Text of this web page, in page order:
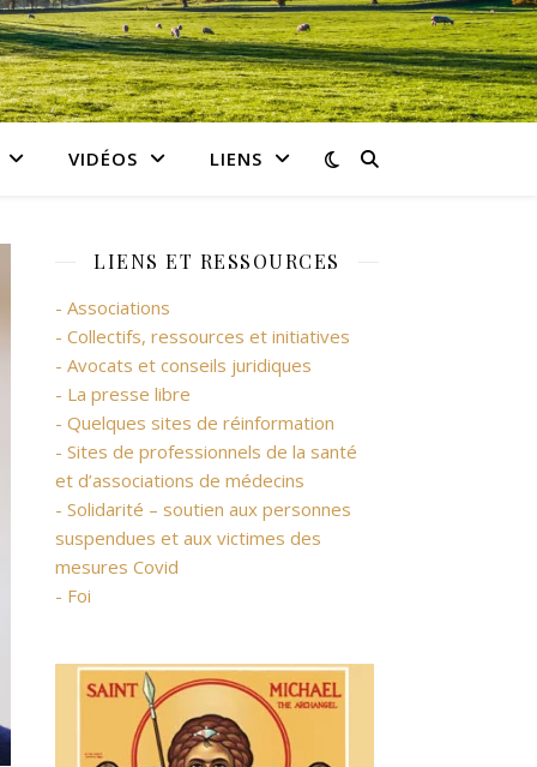
VIDÉOS LIENS
LIENS ET RESSOURCES
- Associations
- Collectifs, ressources et initiatives
- Avocats et conseils juridiques
- La presse libre
- Quelques sites de réinformation
- Sites de professionnels de la santé
et d’associations de médecins
- Solidarité – soutien aux personnes
suspendues et aux victimes des
mesures Covid
- Foi